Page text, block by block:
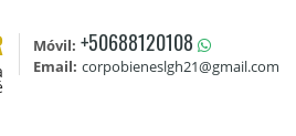
Móvil: +50688120108
Email: corpobieneslgh21@gmail.com